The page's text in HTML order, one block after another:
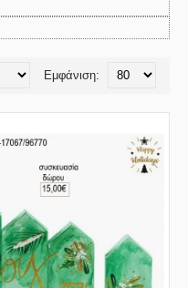
Εμφάνιση: